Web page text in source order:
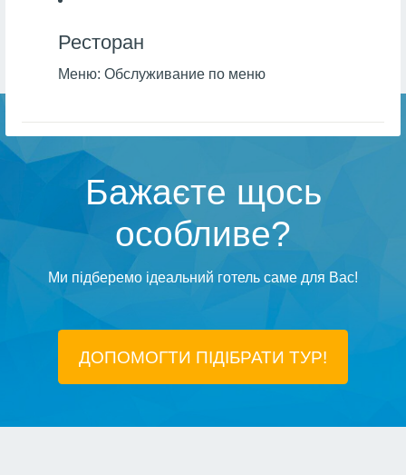
Ресторан
Меню: Обслуживание по меню
Бажаєте щось
особливе?
Ми підберемо ідеальний готель саме для Вас!
ДОПОМОГТИ ПІДIБРАТИ ТУР!